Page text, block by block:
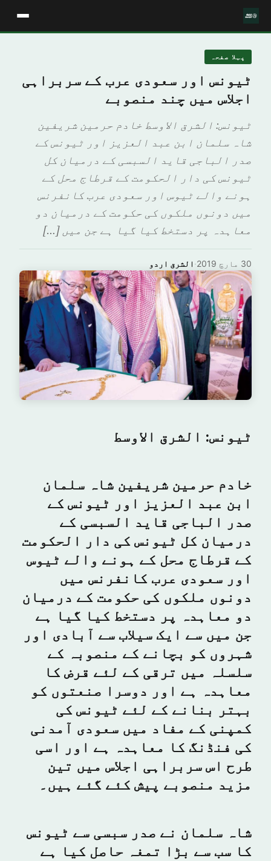
پہلا صفحہ
ٹیونس اور سعودی عرب کے سربراہی
اجلاس میں چند منصوبے
ٹیونس: الشرق الاوسط خادم حرمین شریفین
شاہ سلمان ابن عبد العزیز اور ٹیونس کے
صدر الباجی قاید السبسی کے درمیان کل
ٹیونس کی دار الحکومت کے قرطاج محل کے
ہونے والے ٹیوس اور سعودی عرب کانفرنس
میں دونوں ملکوں کی حکومت کے درمیان دو
معاہدہ پر دستخط کیا گیا ہے جن میں […]
الشرق اردو · 30 مارچ 2019
ٹیونس: الشرق الاوسط
خادم حرمین شریفین شاہ سلمان
ابن عبد العزیز اور ٹیونس کے
صدر الباجی قاید السبسی کے
درمیان کل ٹیونس کی دار الحکومت
کے قرطاج محل کے ہونے والے ٹیوس
اور سعودی عرب کانفرنس میں
دونوں ملکوں کی حکومت کے درمیان
دو معاہدہ پر دستخط کیا گیا ہے
جن میں سے ایک سیلاب سے آبادی اور
شہروں کو بچانے کے منصوبہ کے
سلسلہ میں ترقی کے لئے قرض کا
معاہدہ ہے اور دوسرا صنعتوں کو
بہتر بنانے کے لئے ٹیونس کی
کمپنی کے مفاد میں سعودی آمدنی
کی فنڈنگ کا معاہدہ ہے اور اسی
طرح اس سربراہی اجلاس میں تین
مزید منصوبے پیش کئے گئے ہیں۔
شاہ سلمان نے صدر سبسی سے ٹیونس
کا سب سے بڑا تمغہ حاصل کیا ہے